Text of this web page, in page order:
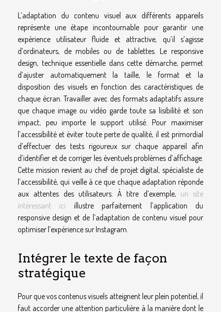
L’adaptation du contenu visuel aux différents appareils
représente une étape incontournable pour garantir une
expérience utilisateur fluide et attractive, qu’il s’agisse
d’ordinateurs, de mobiles ou de tablettes. Le responsive
design, technique essentielle dans cette démarche, permet
d’ajuster automatiquement la taille, le format et la
disposition des visuels en fonction des caractéristiques de
chaque écran. Travailler avec des formats adaptatifs assure
que chaque image ou vidéo garde toute sa lisibilité et son
impact, peu importe le support utilisé. Pour maximiser
l’accessibilité et éviter toute perte de qualité, il est primordial
d’effectuer des tests rigoureux sur chaque appareil afin
d’identifier et de corriger les éventuels problèmes d’affichage.
Cette mission revient au chef de projet digital, spécialiste de
l’accessibilité, qui veille à ce que chaque adaptation réponde
aux attentes des utilisateurs. À titre d’exemple, un site
intéressant ici illustre parfaitement l’application du
responsive design et de l’adaptation de contenu visuel pour
optimiser l’expérience sur Instagram.
Intégrer le texte de façon
stratégique
Pour que vos contenus visuels atteignent leur plein potentiel, il
faut accorder une attention particulière à la manière dont le